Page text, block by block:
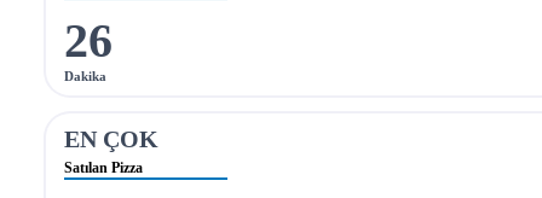
26
Dakika
EN ÇOK
Satılan Pizza